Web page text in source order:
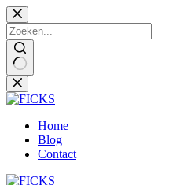
Ga
naar
de
inhoud
Home
Blog
Contact